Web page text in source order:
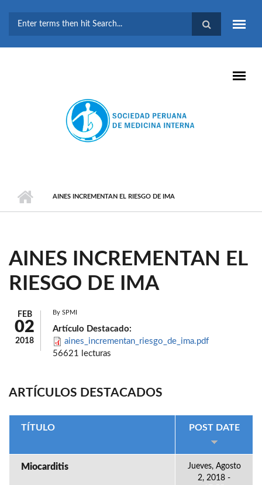
BÚSQUEDA
AINES INCREMENTAN EL RIESGO DE IMA
AINES INCREMENTAN EL
RIESGO DE IMA
FEB
02
2018
By SPMI
Artículo Destacado:
aines_incrementan_riesgo_de_ima.pdf
56621 lecturas
ARTÍCULOS DESTACADOS
TÍTULO POST DATE
Miocarditis
Jueves, Agosto
2, 2018 -